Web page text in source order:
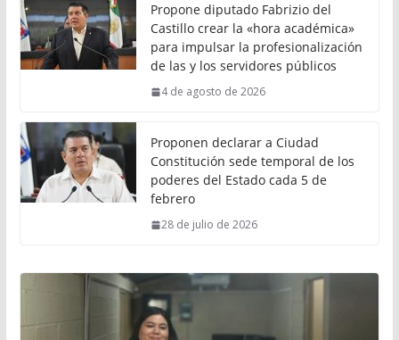
Propone diputado Fabrizio del
Castillo crear la «hora académica»
para impulsar la profesionalización
de las y los servidores públicos
4 de agosto de 2026
Proponen declarar a Ciudad
Constitución sede temporal de los
poderes del Estado cada 5 de
febrero
28 de julio de 2026